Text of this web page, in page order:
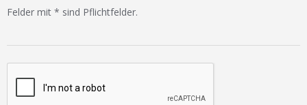
Felder mit * sind Pflichtfelder.